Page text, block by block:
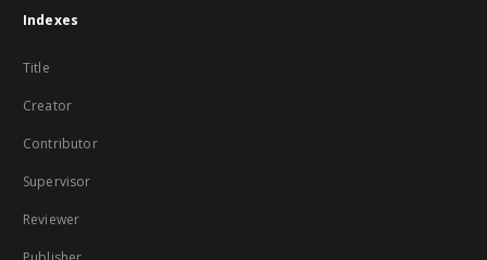
Indexes
Title
Creator
Contributor
Supervisor
Reviewer